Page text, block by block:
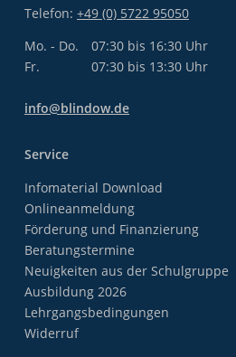
Telefon: +49 (0) 5722 95050
Mo. - Do.
07:30 bis 16:30 Uhr
Fr.
07:30 bis 13:30 Uhr
info@blindow.de
Service
Infomaterial Download
Onlineanmeldung
Förderung und Finanzierung
Beratungstermine
Neuigkeiten aus der Schulgruppe
Ausbildung 2026
Lehrgangsbedingungen
Widerruf